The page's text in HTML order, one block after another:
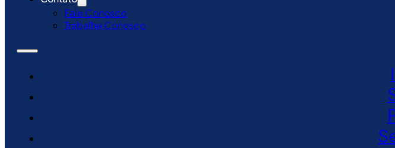
Fale Conosco
Trabalhe Conosco